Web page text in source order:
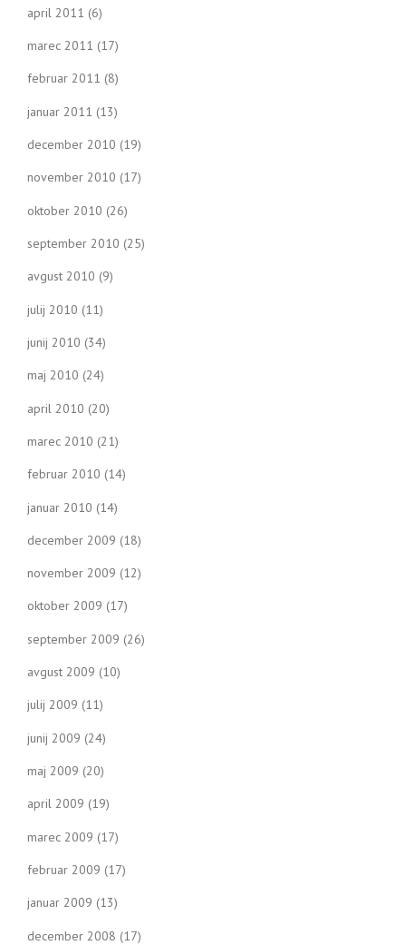
april 2011 (6)
marec 2011 (17)
februar 2011 (8)
januar 2011 (13)
december 2010 (19)
november 2010 (17)
oktober 2010 (26)
september 2010 (25)
avgust 2010 (9)
julij 2010 (11)
junij 2010 (34)
maj 2010 (24)
april 2010 (20)
marec 2010 (21)
februar 2010 (14)
januar 2010 (14)
december 2009 (18)
november 2009 (12)
oktober 2009 (17)
september 2009 (26)
avgust 2009 (10)
julij 2009 (11)
junij 2009 (24)
maj 2009 (20)
april 2009 (19)
marec 2009 (17)
februar 2009 (17)
januar 2009 (13)
december 2008 (17)